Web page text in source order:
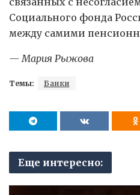
Социального фонда
между самими
— Мария Рыжова
Темы: Банки
Еще интересно: